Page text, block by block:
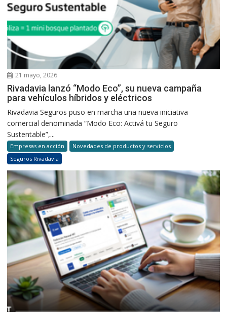
21 mayo, 2026
Rivadavia lanzó “Modo Eco”, su nueva campaña
para vehículos híbridos y eléctricos
Rivadavia Seguros puso en marcha una nueva iniciativa
comercial denominada “Modo Eco: Activá tu Seguro
Sustentable”,...
Empresas en acción
Novedades de productos y servicios
Seguros Rivadavia